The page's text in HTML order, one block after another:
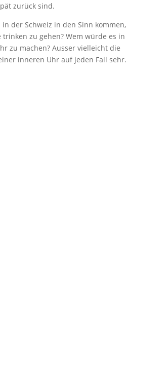
zurück sind.
der Schweiz in den Sinn kommen,
zu gehen? Wem würde es in
zu machen? Ausser vielleicht die
inneren Uhr auf jeden Fall sehr.